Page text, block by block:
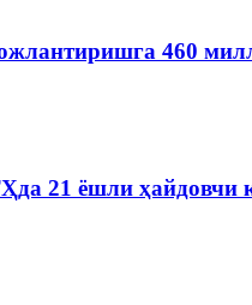
460
21 ёшли ҳайдовчи